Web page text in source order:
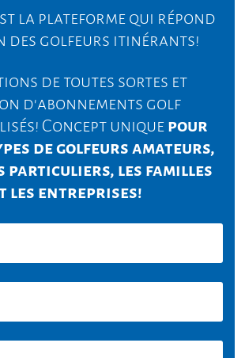
la plateforme qui répond
des golfeurs itinérants!
de toutes sortes et
d'abonnements golf
Concept unique pour
de golfeurs amateurs,
particuliers, les familles
les entreprises!